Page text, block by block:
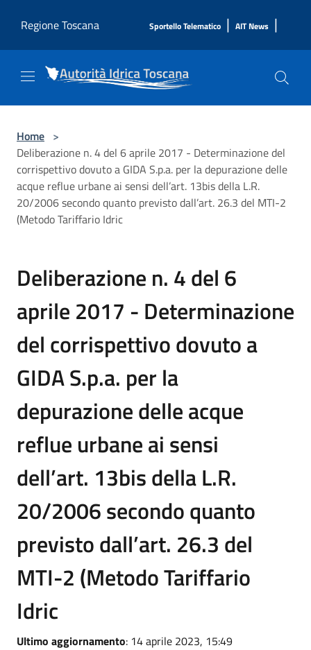
Regione Toscana
Sportello Telematico | AIT News |
Home >
Deliberazione n. 4 del 6 aprile 2017 - Determinazione del
corrispettivo dovuto a GIDA S.p.a. per la depurazione delle
acque reflue urbane ai sensi dell’art. 13bis della L.R.
20/2006 secondo quanto previsto dall’art. 26.3 del MTI-2
(Metodo Tariffario Idric
Deliberazione n. 4 del 6
aprile 2017 - Determinazione
del corrispettivo dovuto a
GIDA S.p.a. per la
depurazione delle acque
reflue urbane ai sensi
dell’art. 13bis della L.R.
20/2006 secondo quanto
previsto dall’art. 26.3 del
MTI-2 (Metodo Tariffario
Idric
Ultimo aggiornamento: 14 aprile 2023, 15:49